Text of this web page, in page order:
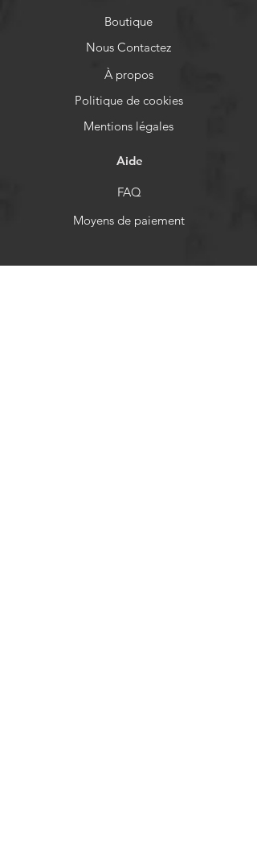
Boutique
Nous Contactez
À propos
Politique de cookies
Mentions légales
Aide
FAQ
Moyens de paiement